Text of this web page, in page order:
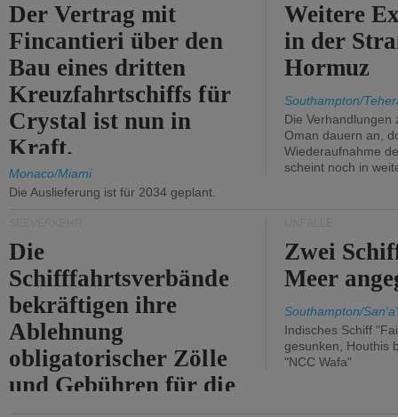
Der Vertrag mit
Fincantieri über den
Bau eines dritten
Kreuzfahrtschiffs für
Crystal ist nun in
Kraft.
Monaco/Miami
Die Auslieferung ist für 2034 geplant.
Weitere
in der
Hormuz
Southampton/
Die Verhandlungen
Oman dauern an,
Wiederaufnahme
scheint noch in
Die
Schifffahrtsverbände
bekräftigen ihre
Ablehnung
obligatorischer Zölle
und Gebühren für die
Zwei
Meer
Southampton/
Indisches Schiff
gesunken, Houthis
"NCC Wafa"